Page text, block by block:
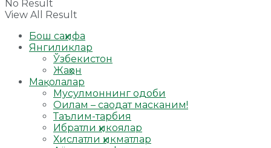
No Result
View All Result
Бош саҳифа
Янгиликлар
Ўзбекистон
Жаҳон
Мақолалар
Мусулмоннинг одоби
Оилам – саодат масканим!
Таълим-тарбия
Ибратли ҳикоялар
Хислатли ҳикматлар